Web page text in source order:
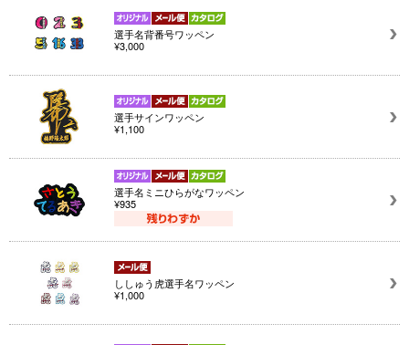
選手名背番号ワッペン
¥3,000
選手サインワッペン
¥1,100
選手名ミニひらがなワッペン
¥935
ししゅう虎選手名ワッペン
¥1,000